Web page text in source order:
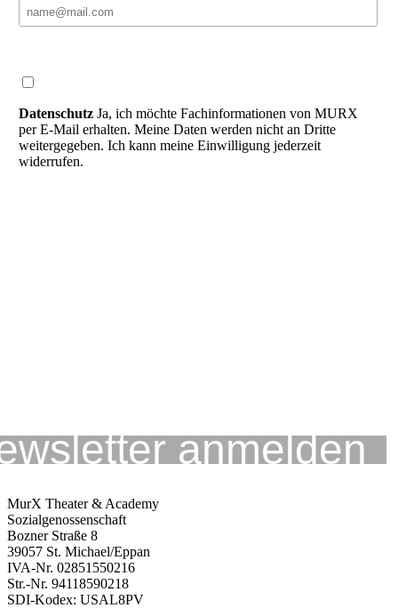
Datenschutz Ja, ich möchte Fachinformationen von MURX
per E-Mail erhalten. Meine Daten werden nicht an Dritte
weitergegeben. Ich kann meine Einwilligung jederzeit
widerrufen.
MurX Theater & Academy
Sozialgenossenschaft
Bozner Straße 8
39057 St. Michael/Eppan
IVA-Nr. 02851550216
Str.-Nr. 94118590218
SDI-Kodex: USAL8PV